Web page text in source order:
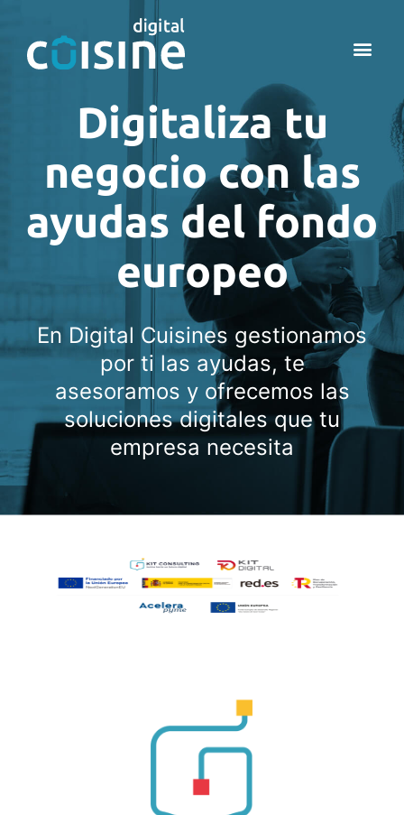
Digitaliza tu
negocio con las
ayudas del fondo
europeo
En Digital Cuisines gestionamos
por ti las ayudas, te
asesoramos y ofrecemos las
soluciones digitales que tu
empresa necesita